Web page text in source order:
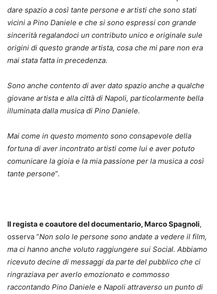
dare spazio a così tante persone e artisti che sono stati
vicini a Pino Daniele e che si sono espressi con grande
sincerità regalandoci un contributo unico e originale sule
origini di questo grande artista, cosa che mi pare non era
mai stata fatta in precedenza.
Sono anche contento di aver dato spazio anche a qualche
giovane artista e alla città di Napoli, particolarmente bella
illuminata dalla musica di Pino Daniele.
Mai come in questo momento sono consapevole della
fortuna di aver incontrato artisti come lui e aver potuto
comunicare la gioia e la mia passione per la musica a così
tante persone”.
Il regista e coautore del documentario, Marco Spagnoli,
osserva “Non solo le persone sono andate a vedere il film,
ma ci hanno anche voluto raggiungere sui Social. Abbiamo
ricevuto decine di messaggi da parte del pubblico che ci
ringraziava per averlo emozionato e commosso
raccontando Pino Daniele e Napoli attraverso un punto di